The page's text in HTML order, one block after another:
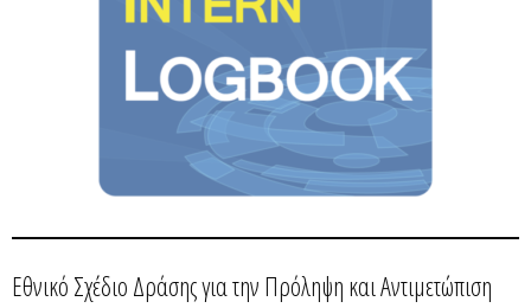
Εθνικό Σχέδιο Δράσης για την Πρόληψη και Αντιμετώπιση